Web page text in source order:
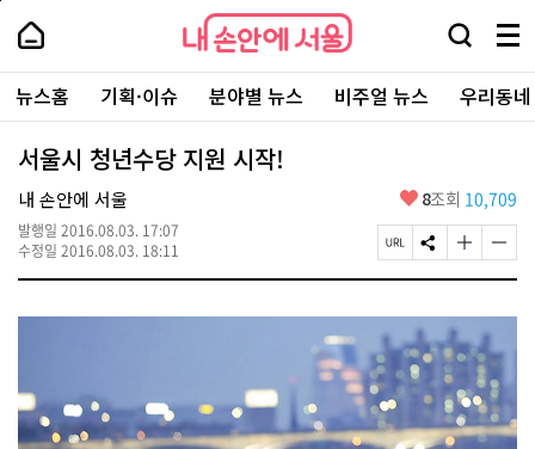
본
로
가
내
손
안
에
서
울
-
서
울
시
대
표
소
포
내
손
에
울
검
창
열
기
메
뉴
전
체
보
주
요
서
뉴스홈 기획·이슈 분야별 뉴스 비주얼 뉴스 우리동
서울시 청년수당 지원 시작!
내 손안에 서울
발행일 2016.08.03. 17:07
수정일 2016.08.03. 18:11
좋
요
8조회 10,709
페
이
U
L
복
사
S
N
공
하
기
글
자
기
게
변
경
하
기
글
자
기
게
경
하
기
페
상
단
로